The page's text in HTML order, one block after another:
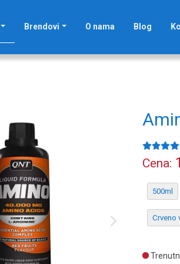
(current)Brendovi O nama Blog
Cena:
500ml
Crveno